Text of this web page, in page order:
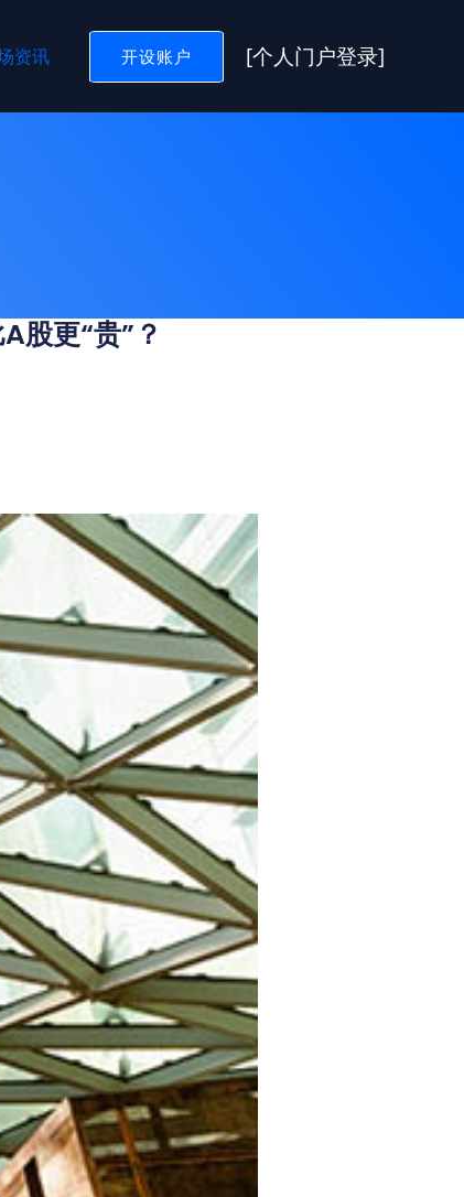
资讯 开设账户 [个人门户登录]
股更“贵”？